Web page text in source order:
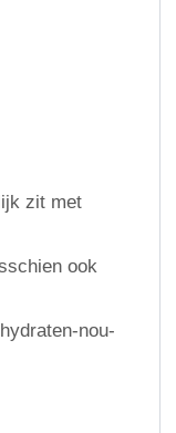
zit met
ook
nou-